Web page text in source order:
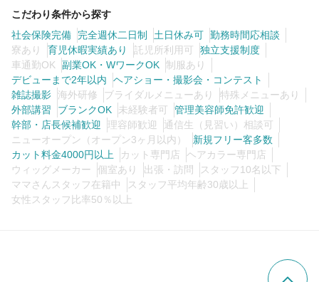
こだわり条件から探す
社会保険完備
完全週休二日制 土日休み可 勤務時間応相談
寮あり
育児休暇実績あり 託児所利用可
独立支援制度
車通勤OK 副業OK・WワークOK 制服あり
デビューまで2年以内
ヘアショー・撮影会・コンテスト
雑誌撮影 海外研修 ブライダルメニューあり
特殊メニューあり
外部講習
ブランクOK 未経験者可
管理美容師免許歓迎
幹部・店長候補歓迎
理容師歓迎
通信生（見習い）相談可
ニューオープン（オープン3ヶ月以内）
新規フリー客多数
カット料金4000円以上
カット専門店
ヘアカラー専門店
ウィッグメーカー
個室あり 出張・訪問
スタッフ10名以下
ママさんスタッフ在籍中
スタッフ平均年齢30歳以上
女性スタッフ比率50％以上